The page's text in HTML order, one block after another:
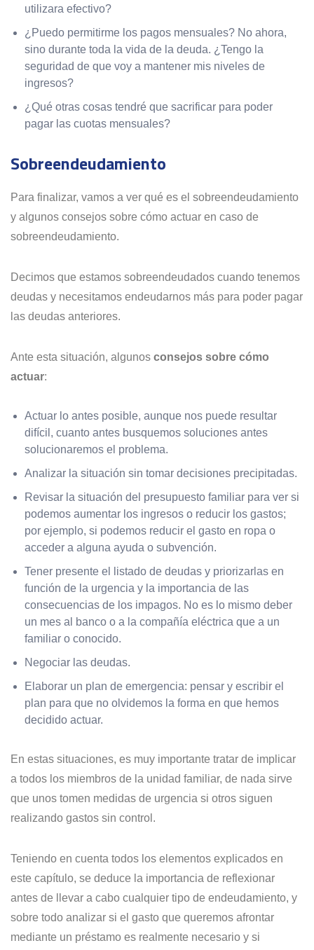
utilizara efectivo?
¿Puedo permitirme los pagos mensuales? No ahora,
sino durante toda la vida de la deuda. ¿Tengo la
seguridad de que voy a mantener mis niveles de
ingresos?
¿Qué otras cosas tendré que sacrificar para poder
pagar las cuotas mensuales?
Sobreendeudamiento
Para finalizar, vamos a ver qué es el sobreendeudamiento
y algunos consejos sobre cómo actuar en caso de
sobreendeudamiento.
Decimos que estamos sobreendeudados cuando tenemos
deudas y necesitamos endeudarnos más para poder pagar
las deudas anteriores.
Ante esta situación, algunos consejos sobre cómo
actuar:
Actuar lo antes posible, aunque nos puede resultar
difícil, cuanto antes busquemos soluciones antes
solucionaremos el problema.
Analizar la situación sin tomar decisiones precipitadas.
Revisar la situación del presupuesto familiar para ver si
podemos aumentar los ingresos o reducir los gastos;
por ejemplo, si podemos reducir el gasto en ropa o
acceder a alguna ayuda o subvención.
Tener presente el listado de deudas y priorizarlas en
función de la urgencia y la importancia de las
consecuencias de los impagos. No es lo mismo deber
un mes al banco o a la compañía eléctrica que a un
familiar o conocido.
Negociar las deudas.
Elaborar un plan de emergencia: pensar y escribir el
plan para que no olvidemos la forma en que hemos
decidido actuar.
En estas situaciones, es muy importante tratar de implicar
a todos los miembros de la unidad familiar, de nada sirve
que unos tomen medidas de urgencia si otros siguen
realizando gastos sin control.
Teniendo en cuenta todos los elementos explicados en
este capítulo, se deduce la importancia de reflexionar
antes de llevar a cabo cualquier tipo de endeudamiento, y
sobre todo analizar si el gasto que queremos afrontar
mediante un préstamo es realmente necesario y si